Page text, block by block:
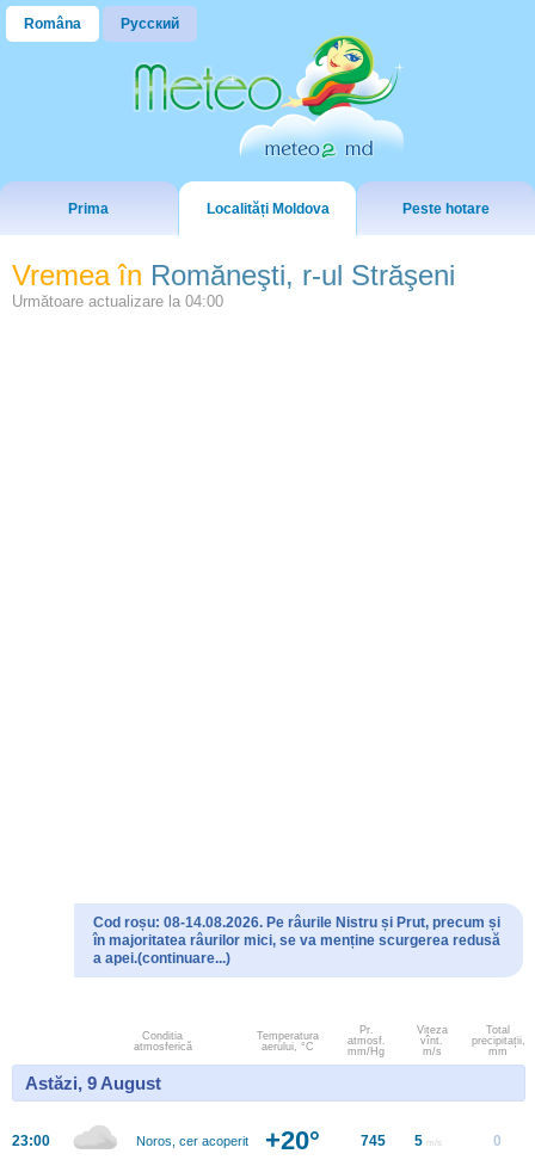
Româna Русский
Prima Localități Moldova Peste hotare
Vremea în Romăneşti, r-ul Străşeni
Următoare actualizare la 04:00
Cod roșu: 08-14.08.2026. Pe râurile Nistru și Prut, precum și
în majoritatea râurilor mici, se va menține scurgerea redusă
a apei.(continuare...)
Conditia
atmosferică
Temperatura
aerului, °C
Pr.
atmosf.
mm/Hg
Viteza
vînt.
m/s
Total
precipitații,
mm
Astăzi, 9 August
23:00 Noros, cer acoperit +20° 745 5 m/s 0